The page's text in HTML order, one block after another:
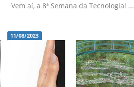
Vem aí, a 8ª Semana da Tecnologia! ...
11/08/2023